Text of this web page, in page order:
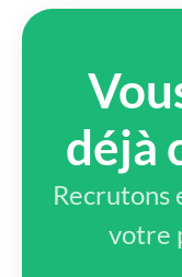
déjà
Recrutons
votre